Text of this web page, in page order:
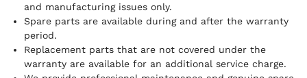
and manufacturing issues only.
Spare parts are available during and after the warranty
period.
Replacement parts that are not covered under the
warranty are available for an additional service charge.